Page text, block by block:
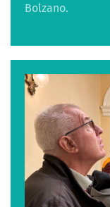
Bolzano.